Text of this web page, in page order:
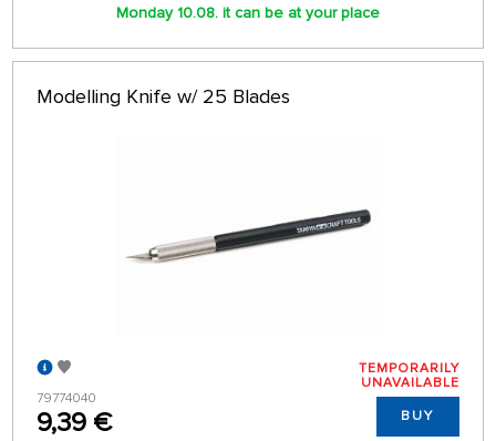
Monday 10.08. it can be at your place
Modelling Knife w/ 25 Blades
79774040
9,39 €
TEMPORARILY
UNAVAILABLE
BUY